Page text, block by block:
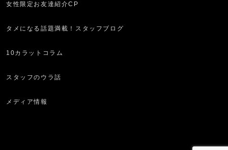
女性限定お友達紹介CP
タメになる話題満載！スタッフブログ
10カラットコラム
スタッフのウラ話
メディア情報